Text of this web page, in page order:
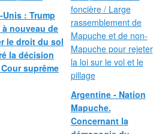
Unis : Trump
nouveau de
le droit du sol
la décision
suprême
Argentine - Nation
Mapuche.
Concernant la